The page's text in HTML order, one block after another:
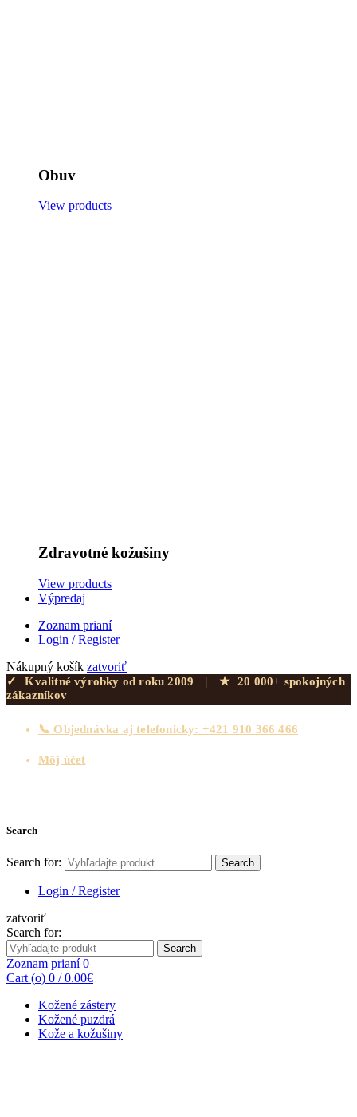
Obuv
View products
Zdravotné kožušiny
View products
Výpredaj
Zoznam prianí
Login / Register
Nákupný košík zatvoriť
✓ Kvalitné výrobky od roku 2009 | ★
20 000+ spokojných
zákazníkov
📞 Objednávka aj telefonicky: +421 910 366 466
Môj účet
Search
Search for: Search
Login / Register
zatvoriť
Search for:
Search
Zoznam prianí0
Cart (o) 0 / 0.00€
Kožené zástery
Kožené puzdrá
Kože a kožušiny